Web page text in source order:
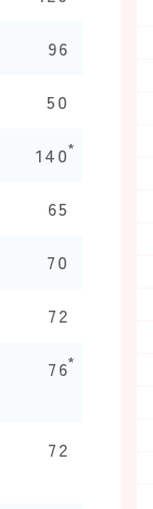
96
50
140*
65
70
72
76*
72